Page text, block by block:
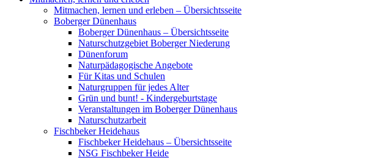
Mitmachen, lernen und erleben – Übersichtsseite
Boberger Dünenhaus
Boberger Dünenhaus – Übersichtsseite
Naturschutzgebiet Boberger Niederung
Dünenforum
Naturpädagogische Angebote
Für Kitas und Schulen
Naturgruppen für jedes Alter
Grün und bunt! - Kindergeburtstage
Veranstaltungen im Boberger Dünenhaus
Naturschutzarbeit
Fischbeker Heidehaus
Fischbeker Heidehaus – Übersichtsseite
NSG Fischbeker Heide